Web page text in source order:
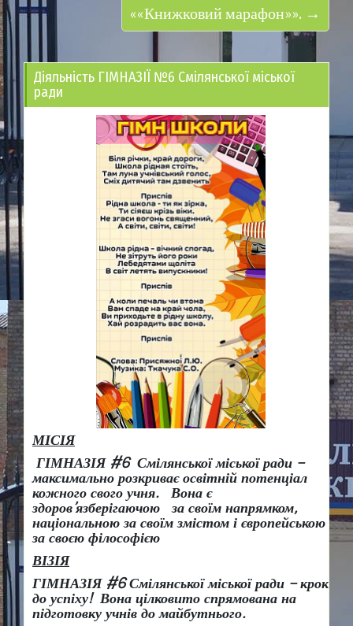
««Книжковий марафон»». →
Діяльність ГІМНАЗІЇ №6 Смілянської міської
ради
МІСІЯ
ГІМНАЗІЯ #6 Смілянської міської ради –
максимально розкриває освітній потенціал
кожного свого учня.
Вона є
здоров’язберігаючою за своїм напрямком,
національною за своїм змістом і європейською
за своєю філософією
ВІЗІЯ
ГІМНАЗІЯ #6 Смілянської міської ради – крок
до успіху! Вона цілковито спрямована на
підготовку учнів до майбутнього.